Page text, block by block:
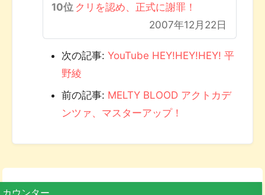
クリを認め、正式に謝罪！
2007年12月22日
次の記事: YouTube HEY!HEY!HEY! 平
野綾
前の記事: MELTY BLOOD アクトカデ
ンツァ、マスターアップ！
カウンター